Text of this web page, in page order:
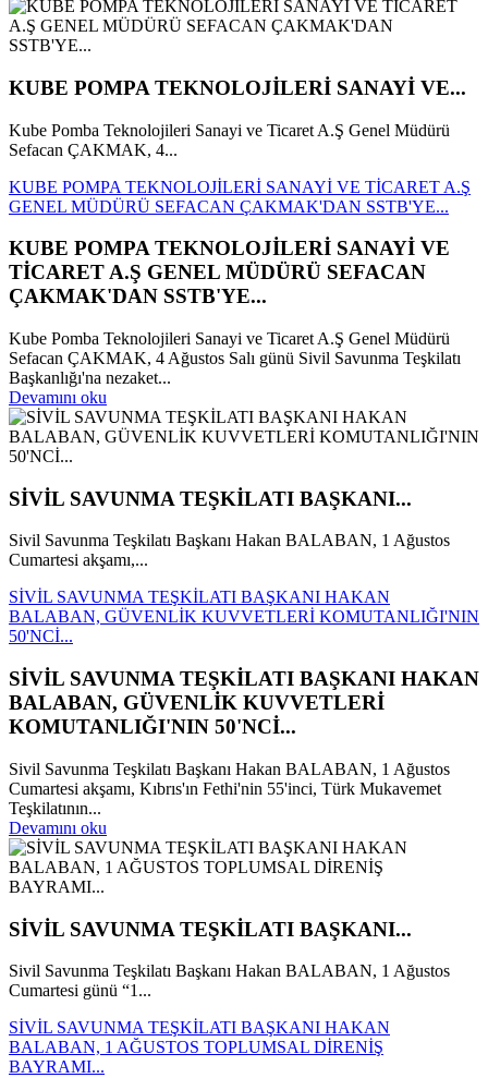
KUBE POMPA TEKNOLOJİLERİ SANAYİ VE...
Kube Pomba Teknolojileri Sanayi ve Ticaret A.Ş Genel Müdürü
Sefacan ÇAKMAK, 4...
KUBE POMPA TEKNOLOJİLERİ SANAYİ VE TİCARET A.Ş
GENEL MÜDÜRÜ SEFACAN ÇAKMAK'DAN SSTB'YE...
KUBE POMPA TEKNOLOJİLERİ SANAYİ VE
TİCARET A.Ş GENEL MÜDÜRÜ SEFACAN
ÇAKMAK'DAN SSTB'YE...
Kube Pomba Teknolojileri Sanayi ve Ticaret A.Ş Genel Müdürü
Sefacan ÇAKMAK, 4 Ağustos Salı günü Sivil Savunma Teşkilatı
Başkanlığı'na nezaket...
Devamını oku
SİVİL SAVUNMA TEŞKİLATI BAŞKANI...
Sivil Savunma Teşkilatı Başkanı Hakan BALABAN, 1 Ağustos
Cumartesi akşamı,...
SİVİL SAVUNMA TEŞKİLATI BAŞKANI HAKAN
BALABAN, GÜVENLİK KUVVETLERİ KOMUTANLIĞI'NIN
50'NCİ...
SİVİL SAVUNMA TEŞKİLATI BAŞKANI HAKAN
BALABAN, GÜVENLİK KUVVETLERİ
KOMUTANLIĞI'NIN 50'NCİ...
Sivil Savunma Teşkilatı Başkanı Hakan BALABAN, 1 Ağustos
Cumartesi akşamı, Kıbrıs'ın Fethi'nin 55'inci, Türk Mukavemet
Teşkilatının...
Devamını oku
SİVİL SAVUNMA TEŞKİLATI BAŞKANI...
Sivil Savunma Teşkilatı Başkanı Hakan BALABAN, 1 Ağustos
Cumartesi günü “1...
SİVİL SAVUNMA TEŞKİLATI BAŞKANI HAKAN
BALABAN, 1 AĞUSTOS TOPLUMSAL DİRENİŞ
BAYRAMI...